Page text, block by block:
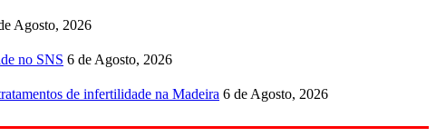
Agosto, 2026
no SNS 6 de Agosto, 2026
de infertilidade na Madeira 6 de Agosto, 2026